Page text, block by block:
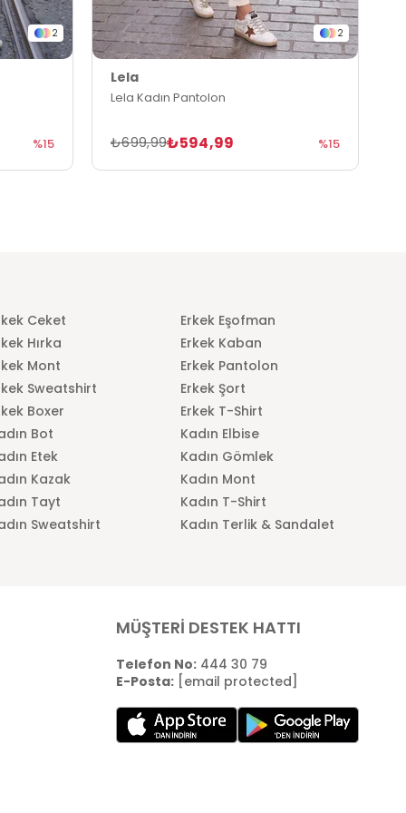
2
%15
2
Lela
Lela Kadın Pantolon
₺594,99
₺699,99 %15
Ceket
Erkek Eşofman
Hırka
Erkek Kaban
Mont
Erkek Pantolon
Sweatshirt
Erkek Şort
Boxer
Erkek T-Shirt
Bot
Kadın Elbise
Etek
Kadın Gömlek
Kazak
Kadın Mont
Tayt
Kadın T-Shirt
Sweatshirt Kadın Terlik & Sandalet
MÜŞTERİ DESTEK HATTI
Telefon No:444 30 79
E-Posta: [email protected]